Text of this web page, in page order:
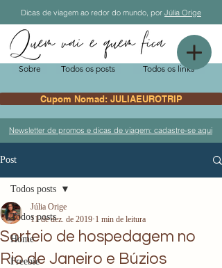
Sobre Todos os posts Todos os links
Cupom Nomad: JULIAEUROTRIP
Dicas de viagem ao redor do mundo, por Júlia Orige
Newsletter de promos e dicas de viagem: cadastre-se aqui
Post
Todos posts
Home
Freebie
Todos posts
Sorteio de hospedagem no
Rio de Janeiro e Búzios
Júlia Orige
11 de dez. de 2019 1 min de leitura